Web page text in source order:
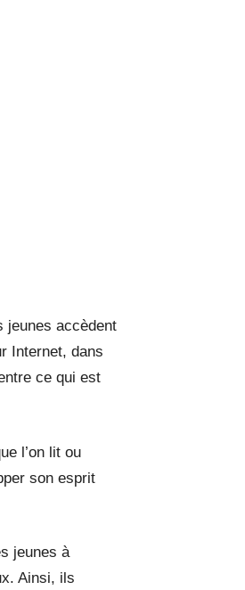
jeunes accèdent
Internet, dans
ce qui est
l’on lit ou
son esprit
jeunes à
Ainsi, ils